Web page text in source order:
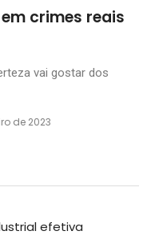
crimes reais
vai gostar dos
de 2023
efetiva